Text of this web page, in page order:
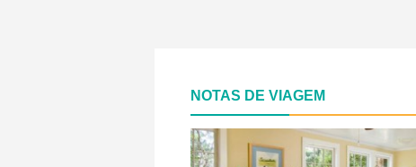
NOTAS DE VIAGEM